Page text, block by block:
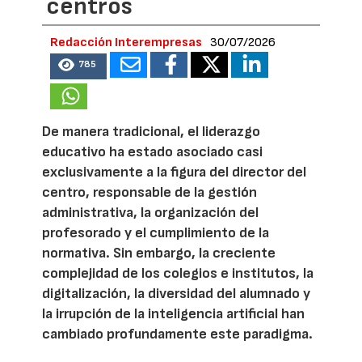
centros
Redacción Interempresas 30/07/2026
785
De manera tradicional, el liderazgo
educativo ha estado asociado casi
exclusivamente a la figura del director del
centro, responsable de la gestión
administrativa, la organización del
profesorado y el cumplimiento de la
normativa. Sin embargo, la creciente
complejidad de los colegios e institutos, la
digitalización, la diversidad del alumnado y
la irrupción de la inteligencia artificial han
cambiado profundamente este paradigma.